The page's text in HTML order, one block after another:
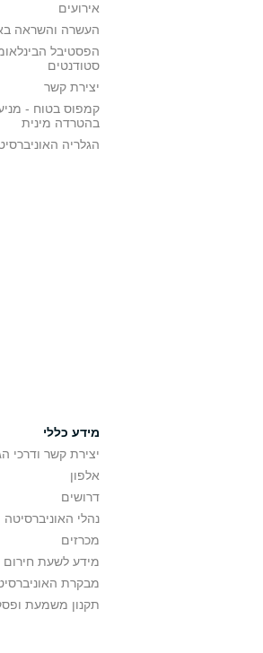
אירועים
העשרה והשראה
הפסטיבל
סטודנטים
יצירת קשר
קמפוס בטוח -
בהטרדה מינית
הגלריה
מידע כללי
יצירת קשר ודרכי
אלפון
דרושים
נהלי האוניברסיטה
מכרזים
מידע לשעת חירום
מבקרת
תקנון משמעת